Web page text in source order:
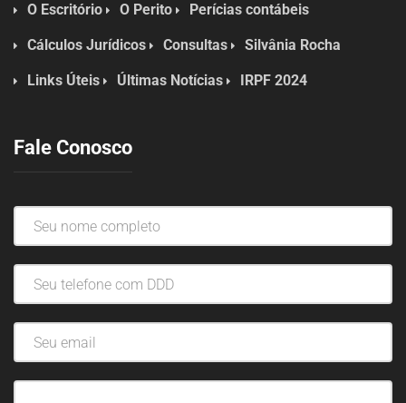
O Escritório O Perito Perícias contábeis
Cálculos Jurídicos Consultas Silvânia Rocha
Links Úteis Últimas Notícias IRPF 2024
Fale Conosco